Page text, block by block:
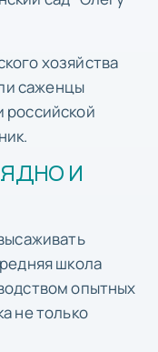
хозяйства
саженцы
российской
И
школа
опытных
не только